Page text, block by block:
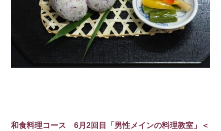
和食料理コース 6月2回目「男性メインの料理教室」＜